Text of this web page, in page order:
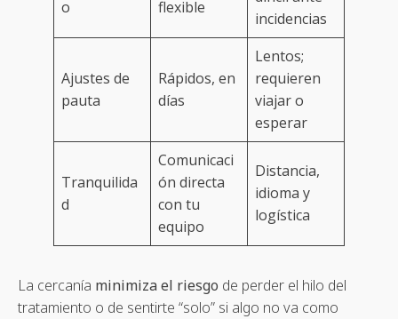
o
flexible
incidencias
Ajustes de
pauta
Rápidos, en
días
Lentos;
requieren
viajar o
esperar
Tranquilida
d
Comunicaci
ón directa
con tu
equipo
Distancia,
idioma y
logística
La cercanía minimiza el riesgo de perder el hilo del
tratamiento o de sentirte “solo” si algo no va como